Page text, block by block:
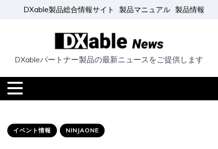
DXable製品総合情報サイト 製品マニュアル 製品情報
DXableパートナー製品の最新ニュースをご提供します
イベント情報 NINJAONE